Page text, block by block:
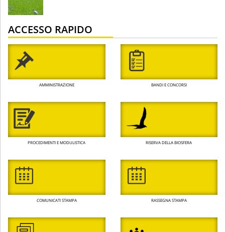
ACCESSO RAPIDO
AMMINISTRAZIONE BANDI E CONCORSI
PROCEDIMENTI E MODULISTICA RISERVA DELLA BIOSFERA
COMUNICATI STAMPA RASSEGNA STAMPA